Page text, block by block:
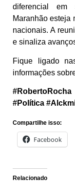
diferencial em
Maranhão esteja
nacionais. A
e sinaliza
Fique ligado
informações
#Política
Compartilhe isso:
Facebook
Relacionado